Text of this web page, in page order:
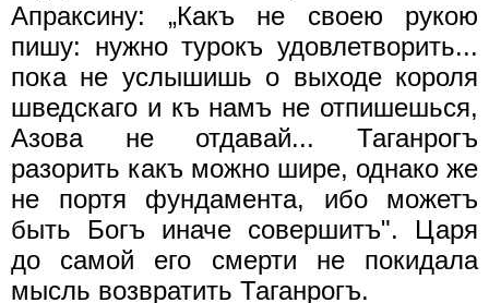
Апраксину: „Какъ не своею рукою
пишу: нужно турокъ удовлетворить...
пока не услышишь о выходе короля
шведскаго и къ намъ не отпишешься,
Азова не отдавай... Таганрогъ
разорить какъ можно шире, однако же
не портя фундамента, ибо можетъ
быть Богъ иначе совершитъ". Царя
до самой его смерти не покидала
мысль возвратить Таганрогъ.